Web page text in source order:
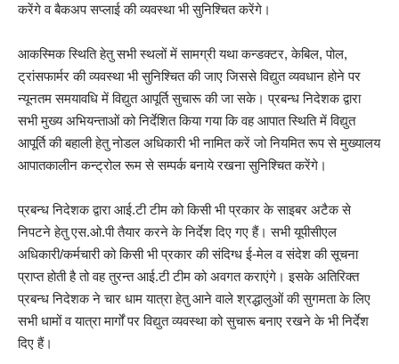
करेंगे व बैकअप सप्लाई की व्यवस्था भी सुनिश्चित करेंगे।
आकस्मिक स्थिति हेतु सभी स्थलों में सामग्री यथा कन्डक्टर, केबिल, पोल,
ट्रांसफार्मर की व्यवस्था भी सुनिश्चित की जाए जिससे विद्युत व्यवधान होने पर
न्यूनतम समयावधि में विद्युत आपूर्ति सुचारू की जा सके। प्रबन्ध निदेशक द्वारा
सभी मुख्य अभियन्ताओं को निर्देशित किया गया कि वह आपात स्थिति में विद्युत
आपूर्ति की बहाली हेतु नोडल अधिकारी भी नामित करें जो नियमित रूप से मुख्यालय
आपातकालीन कन्ट्रोल रूम से सम्पर्क बनाये रखना सुनिश्चित करेंगे।
प्रबन्ध निदेशक द्वारा आई.टी टीम को किसी भी प्रकार के साइबर अटैक से
निपटने हेतु एस.ओ.पी तैयार करने के निर्देश दिए गए हैं। सभी यूपीसीएल
अधिकारी/कर्मचारी को किसी भी प्रकार की संदिग्ध ई-मेल व संदेश की सूचना
प्राप्त होती है तो वह तुरन्त आई.टी टीम को अवगत कराएंगे। इसके अतिरिक्त
प्रबन्ध निदेशक ने चार धाम यात्रा हेतु आने वाले श्रद्धालुओं की सुगमता के लिए
सभी धामों व यात्रा मार्गों पर विद्युत व्यवस्था को सुचारू बनाए रखने के भी निर्देश
दिए हैं।